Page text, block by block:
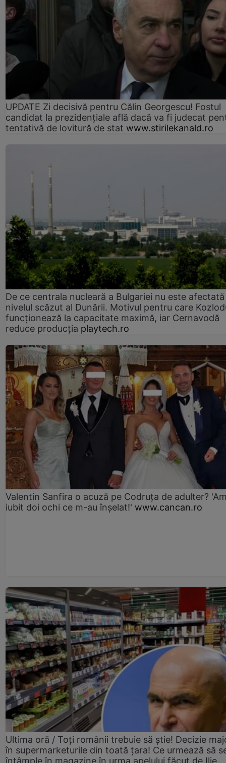
UPDATE Zi decisivă pentru Călin Georgescu! Fostul
candidat la prezidențiale află dacă va fi judecat
tentativă de lovitură de stat www.stirilekanald.ro
De ce centrala nucleară a Bulgariei nu este
nivelul scăzut al Dunării. Motivul pentru care
funcționează la capacitate maximă, iar Cernavodă
reduce producția playtech.ro
Valentin Sanfira o acuză pe Codruța de adulter?
iubit doi ochi ce m-au înșelat!' www.cancan.ro
Ultima oră / Toți românii trebuie să știe! Decizie
în supermarketurile din toată țara! Ce urmează să
întâmple în magazine în urma apelului făcut de Ilie